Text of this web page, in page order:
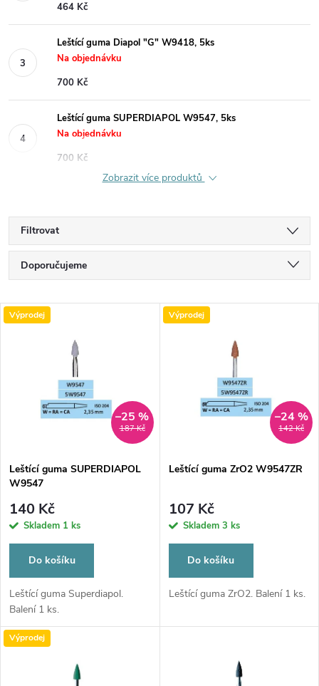
464 Kč
Leštící guma Diapol "G" W9418, 5ks
Na objednávku
700 Kč
Leštící guma SUPERDIAPOL W9547, 5ks
Na objednávku
700 Kč
Zobrazit více produktů
Filtrovat
Ř
a
p
r
o
d
u
k
Doporučujeme
Nejdražší
Nejprodávanější
Abecedně
V
s
p
r
o
d
u
Výprodej
187 Kč
–25 %
Leštící guma SUPERDIAPOL
W9547
140 Kč
Skladem 1 ks
Do košíku
Leštící guma Superdiapol.
Balení 1 ks.
Výprodej
142 Kč
–24 %
Leštící guma ZrO2 W9547ZR
107 Kč
Skladem 3 ks
Do košíku
Leštící guma ZrO2. Balení 1 ks.
Výprodej